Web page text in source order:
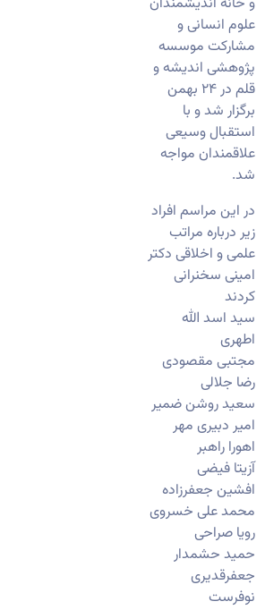
علوم انسانی و
مشارکت موسسه
پژوهشی اندیشه و
قلم در ۲۴ بهمن
برگزار شد و با
استقبال وسیعی
علاقمندان مواجه
شد.
در این مراسم افراد
زیر درباره مراتب
علمی و اخلاقی دکتر
امینی سخنرانی
کردند
سید اسد الله
اطهری
مجتبی مقصودی
رضا جلالی
سعید روشن ضمیر
امیر دبیری مهر‌
اهورا راهبر
آزیتا فیضی
افشین جعفرزاده
محمد علی خسروی
رویا صراحی
حمید حشمدار
جعفرقدیری
نوفرست